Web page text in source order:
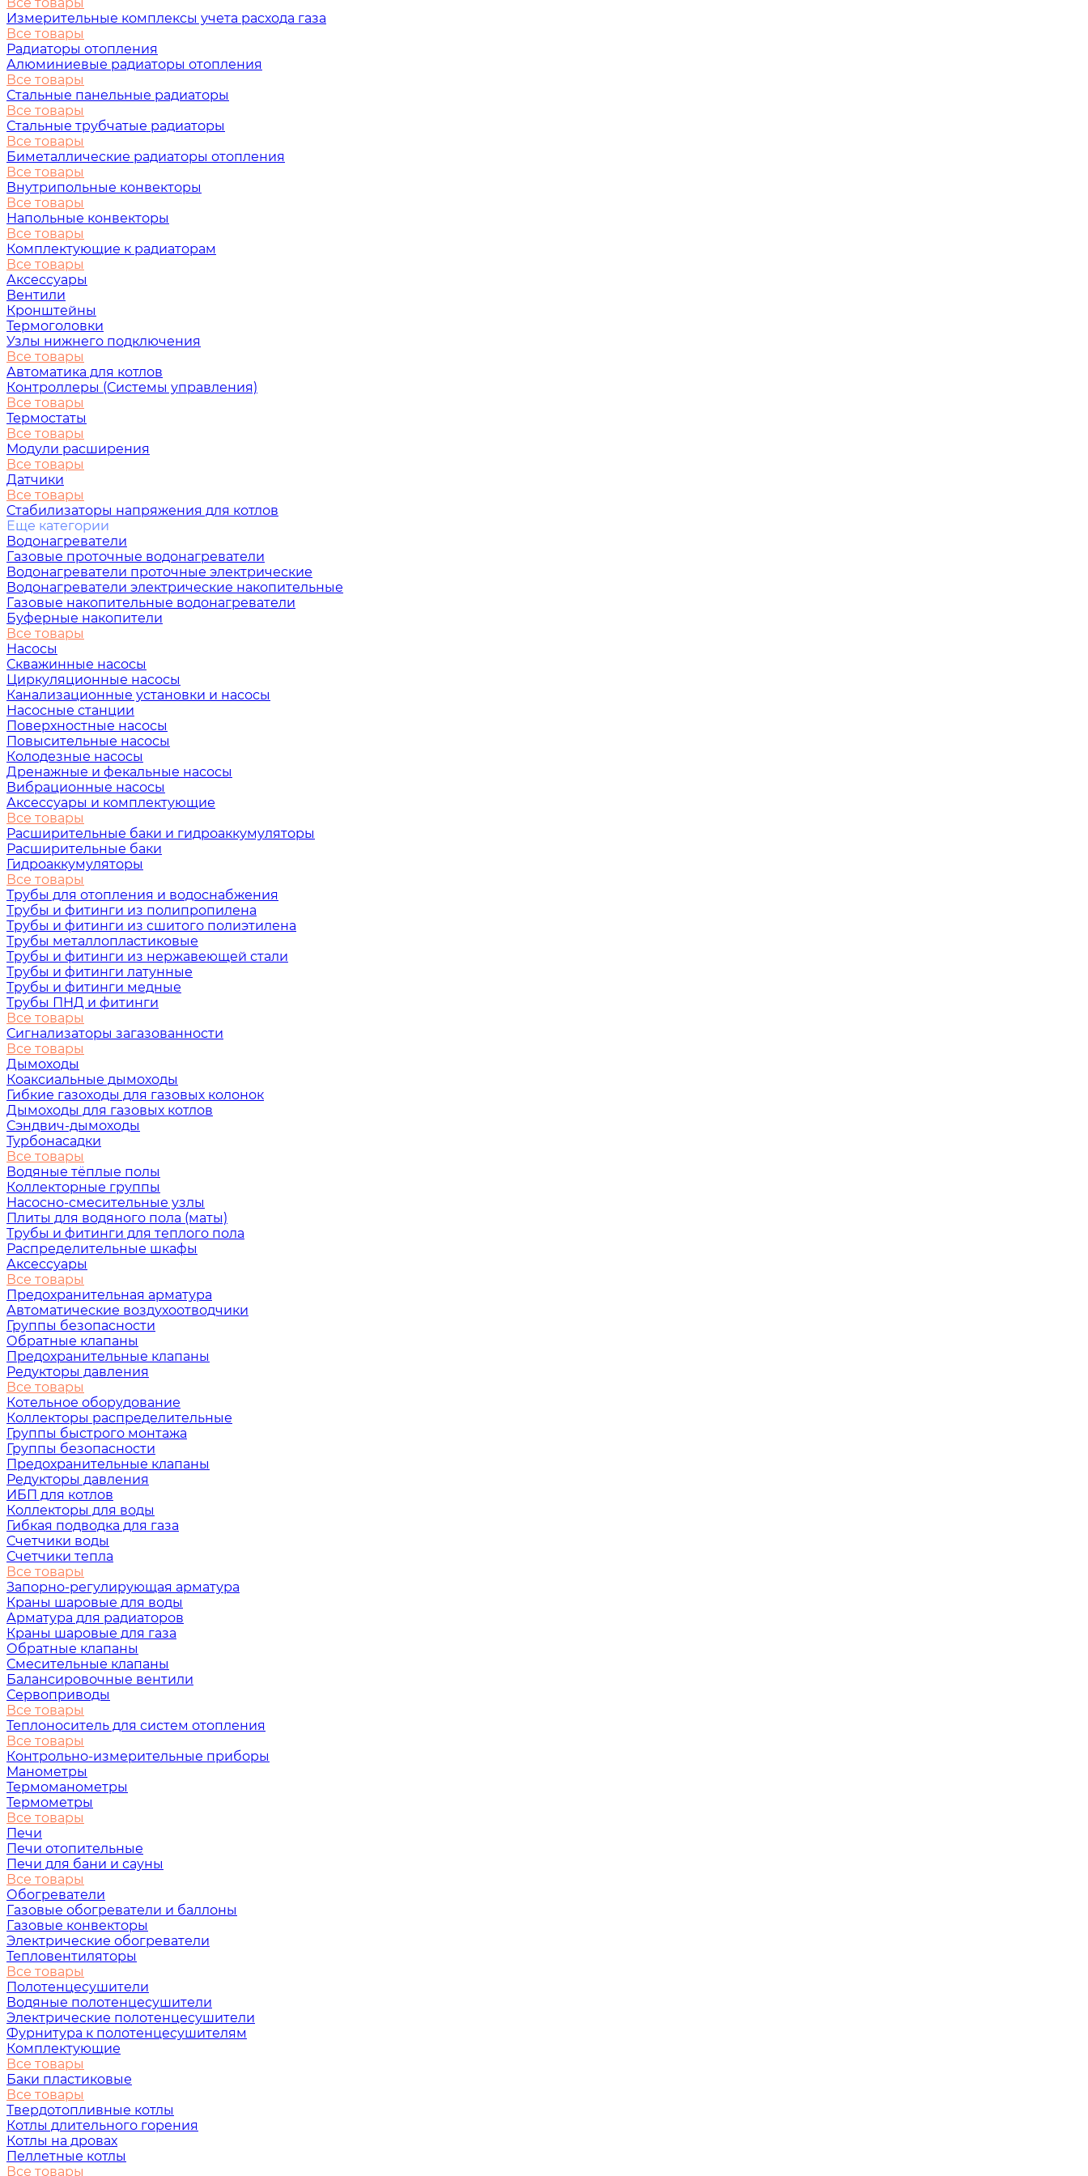
Измерительные комплексы учета расхода газа
Все товары
Радиаторы отопления
Алюминиевые радиаторы отопления
Все товары
Стальные панельные радиаторы
Все товары
Стальные трубчатые радиаторы
Все товары
Биметаллические радиаторы отопления
Все товары
Внутрипольные конвекторы
Все товары
Напольные конвекторы
Все товары
Комплектующие к радиаторам
Все товары
Аксессуары
Вентили
Кронштейны
Термоголовки
Узлы нижнего подключения
Все товары
Автоматика для котлов
Контроллеры (Системы управления)
Все товары
Термостаты
Все товары
Модули расширения
Все товары
Датчики
Все товары
Стабилизаторы напряжения для котлов
Еще категории
Водонагреватели
Газовые проточные водонагреватели
Водонагреватели проточные электрические
Водонагреватели электрические накопительные
Газовые накопительные водонагреватели
Буферные накопители
Все товары
Насосы
Скважинные насосы
Циркуляционные насосы
Канализационные установки и насосы
Насосные станции
Поверхностные насосы
Повысительные насосы
Колодезные насосы
Дренажные и фекальные насосы
Вибрационные насосы
Аксессуары и комплектующие
Все товары
Расширительные баки и гидроаккумуляторы
Расширительные баки
Гидроаккумуляторы
Все товары
Трубы для отопления и водоснабжения
Трубы и фитинги из полипропилена
Трубы и фитинги из сшитого полиэтилена
Трубы металлопластиковые
Трубы и фитинги из нержавеющей стали
Трубы и фитинги латунные
Трубы и фитинги медные
Трубы ПНД и фитинги
Все товары
Сигнализаторы загазованности
Все товары
Дымоходы
Коаксиальные дымоходы
Гибкие газоходы для газовых колонок
Дымоходы для газовых котлов
Сэндвич-дымоходы
Турбонасадки
Все товары
Водяные тёплые полы
Коллекторные группы
Насосно-смесительные узлы
Плиты для водяного пола (маты)
Трубы и фитинги для теплого пола
Распределительные шкафы
Аксессуары
Все товары
Предохранительная арматура
Автоматические воздухоотводчики
Группы безопасности
Обратные клапаны
Предохранительные клапаны
Редукторы давления
Все товары
Котельное оборудование
Коллекторы распределительные
Группы быстрого монтажа
Группы безопасности
Предохранительные клапаны
Редукторы давления
ИБП для котлов
Коллекторы для воды
Гибкая подводка для газа
Счетчики воды
Счетчики тепла
Все товары
Запорно-регулирующая арматура
Краны шаровые для воды
Арматура для радиаторов
Краны шаровые для газа
Обратные клапаны
Смесительные клапаны
Балансировочные вентили
Сервоприводы
Все товары
Теплоноситель для систем отопления
Все товары
Контрольно-измерительные приборы
Манометры
Термоманометры
Термометры
Все товары
Печи
Печи отопительные
Печи для бани и сауны
Все товары
Обогреватели
Газовые обогреватели и баллоны
Газовые конвекторы
Электрические обогреватели
Тепловентиляторы
Все товары
Полотенцесушители
Водяные полотенцесушители
Электрические полотенцесушители
Фурнитура к полотенцесушителям
Комплектующие
Все товары
Баки пластиковые
Все товары
Твердотопливные котлы
Котлы длительного горения
Котлы на дровах
Пеллетные котлы
Все товары